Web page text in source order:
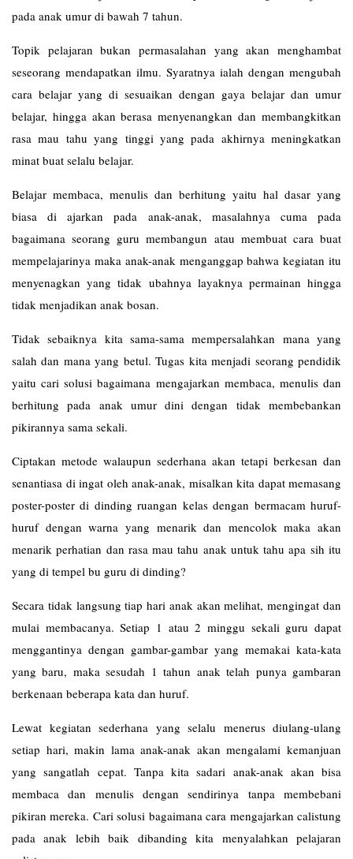
pada anak umur di bawah 7 tahun.
Topik pelajaran bukan permasalahan yang akan menghambat
seseorang mendapatkan ilmu. Syaratnya ialah dengan mengubah
cara belajar yang di sesuaikan dengan gaya belajar dan umur
belajar, hingga akan berasa menyenangkan dan membangkitkan
rasa mau tahu yang tinggi yang pada akhirnya meningkatkan
minat buat selalu belajar.
Belajar membaca, menulis dan berhitung yaitu hal dasar yang
biasa di ajarkan pada anak-anak, masalahnya cuma pada
bagaimana seorang guru membangun atau membuat cara buat
mempelajarinya maka anak-anak menganggap bahwa kegiatan itu
menyenagkan yang tidak ubahnya layaknya permainan hingga
tidak menjadikan anak bosan.
Tidak sebaiknya kita sama-sama mempersalahkan mana yang
salah dan mana yang betul. Tugas kita menjadi seorang pendidik
yaitu cari solusi bagaimana mengajarkan membaca, menulis dan
berhitung pada anak umur dini dengan tidak membebankan
pikirannya sama sekali.
Ciptakan metode walaupun sederhana akan tetapi berkesan dan
senantiasa di ingat oleh anak-anak, misalkan kita dapat memasang
poster-poster di dinding ruangan kelas dengan bermacam huruf-
huruf dengan warna yang menarik dan mencolok maka akan
menarik perhatian dan rasa mau tahu anak untuk tahu apa sih itu
yang di tempel bu guru di dinding?
Secara tidak langsung tiap hari anak akan melihat, mengingat dan
mulai membacanya. Setiap 1 atau 2 minggu sekali guru dapat
menggantinya dengan gambar-gambar yang memakai kata-kata
yang baru, maka sesudah 1 tahun anak telah punya gambaran
berkenaan beberapa kata dan huruf.
Lewat kegiatan sederhana yang selalu menerus diulang-ulang
setiap hari, makin lama anak-anak akan mengalami kemanjuan
yang sangatlah cepat. Tanpa kita sadari anak-anak akan bisa
membaca dan menulis dengan sendirinya tanpa membebani
pikiran mereka. Cari solusi bagaimana cara mengajarkan calistung
pada anak lebih baik dibanding kita menyalahkan pelajaran